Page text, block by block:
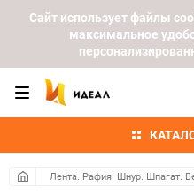
Cайт использует файлы
максимальное
Лента. Рафия. Шнур. Шпагат.